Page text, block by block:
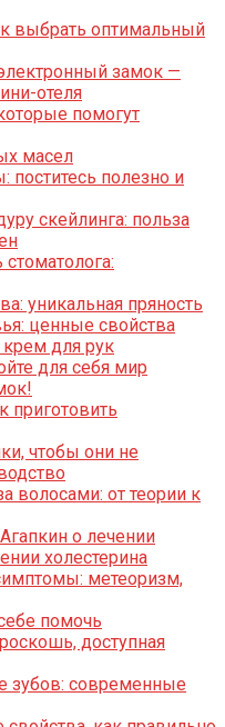
выбрать оптимальный
замок —
отеля
помогут
масел
поститесь полезно и
скейлинга: польза
уникальная пряность
ценные свойства
для рук
для себя мир
приготовить
чтобы они не
волосами: от теории к
о лечении
холестерина
метеоризм,
помочь
доступная
зубов: современные